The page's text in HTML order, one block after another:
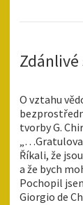
O vztahu
tvorby G.
Říkali, že
a že bych
Pochopil
Giorgio de